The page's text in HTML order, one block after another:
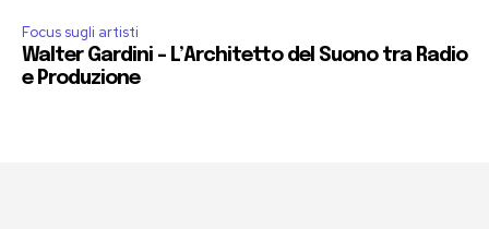
Focus sugli artisti
Walter Gardini – L’Architetto del Suono tra Radio
e Produzione